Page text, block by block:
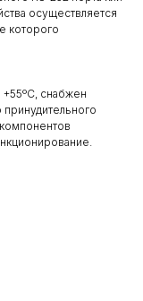
осуществляется
которого
снабжен